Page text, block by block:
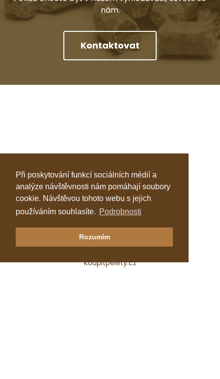
Při poskytování funkcí sociálních médií a
analýze návštěvnosti nám pomáhají soubory
cookie. Návštěvou tohoto webu s jejich
používáním souhlasíte. Podrobnosti
Rozumím
nám.
Kontaktovat
Klastr Česká peleta
Katalog topenářů
Koupitpelety.cz